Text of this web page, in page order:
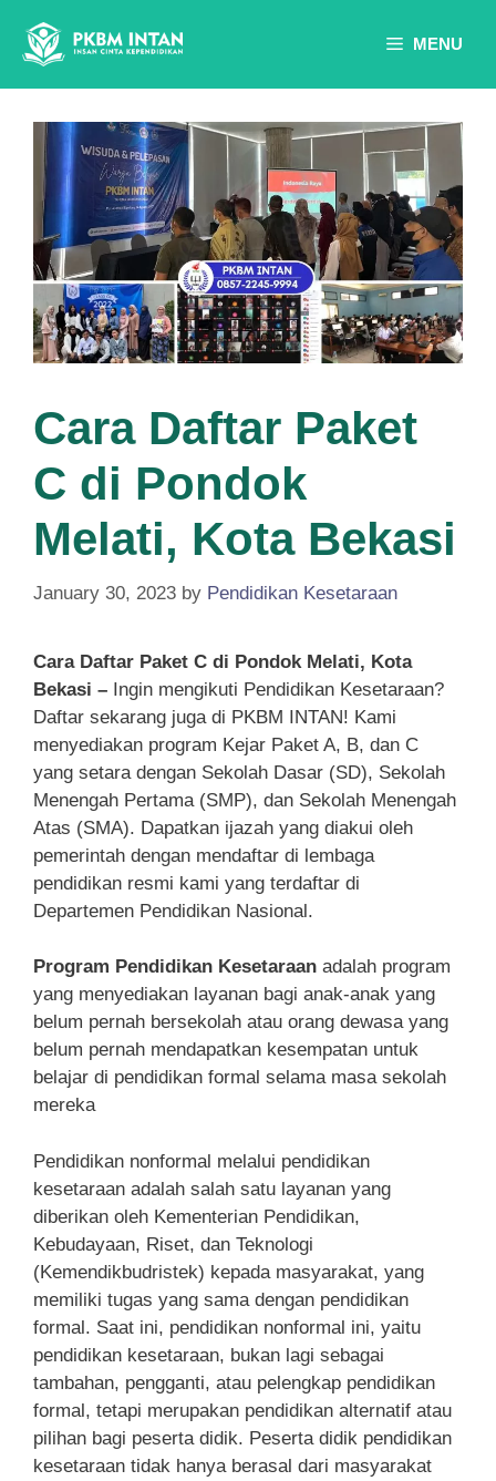
content
MENU
Cara Daftar Paket
C di Pondok
Melati, Kota Bekasi
January 30, 2023 by Pendidikan Kesetaraan
Cara Daftar Paket C di Pondok Melati, Kota
Bekasi – Ingin mengikuti Pendidikan Kesetaraan?
Daftar sekarang juga di PKBM INTAN! Kami
menyediakan program Kejar Paket A, B, dan C
yang setara dengan Sekolah Dasar (SD), Sekolah
Menengah Pertama (SMP), dan Sekolah Menengah
Atas (SMA). Dapatkan ijazah yang diakui oleh
pemerintah dengan mendaftar di lembaga
pendidikan resmi kami yang terdaftar di
Departemen Pendidikan Nasional.
Program Pendidikan Kesetaraan adalah program
yang menyediakan layanan bagi anak-anak yang
belum pernah bersekolah atau orang dewasa yang
belum pernah mendapatkan kesempatan untuk
belajar di pendidikan formal selama masa sekolah
mereka
Pendidikan nonformal melalui pendidikan
kesetaraan adalah salah satu layanan yang
diberikan oleh Kementerian Pendidikan,
Kebudayaan, Riset, dan Teknologi
(Kemendikbudristek) kepada masyarakat, yang
memiliki tugas yang sama dengan pendidikan
formal. Saat ini, pendidikan nonformal ini, yaitu
pendidikan kesetaraan, bukan lagi sebagai
tambahan, pengganti, atau pelengkap pendidikan
formal, tetapi merupakan pendidikan alternatif atau
pilihan bagi peserta didik. Peserta didik pendidikan
kesetaraan tidak hanya berasal dari masyarakat